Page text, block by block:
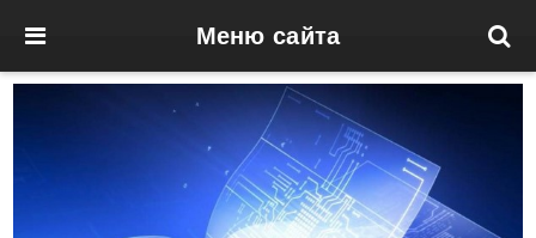
Меню сайта